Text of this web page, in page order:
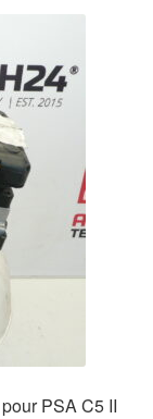
PSA C5 II